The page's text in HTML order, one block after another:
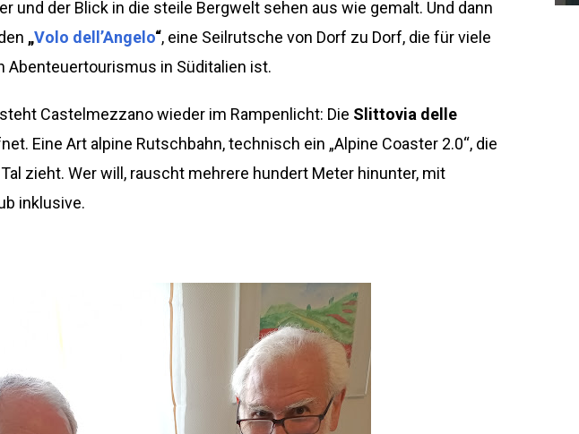
und der Blick in die steile Bergwelt sehen aus wie gemalt. Und dann
„Volo dell’Angelo“, eine Seilrutsche von Dorf zu Dorf, die für viele
Abenteuertourismus in Süditalien ist.
Castelmezzano wieder im Rampenlicht: Die Slittovia delle
Eine Art alpine Rutschbahn, technisch ein „Alpine Coaster 2.0“, die
zieht. Wer will, rauscht mehrere hundert Meter hinunter, mit
inklusive.